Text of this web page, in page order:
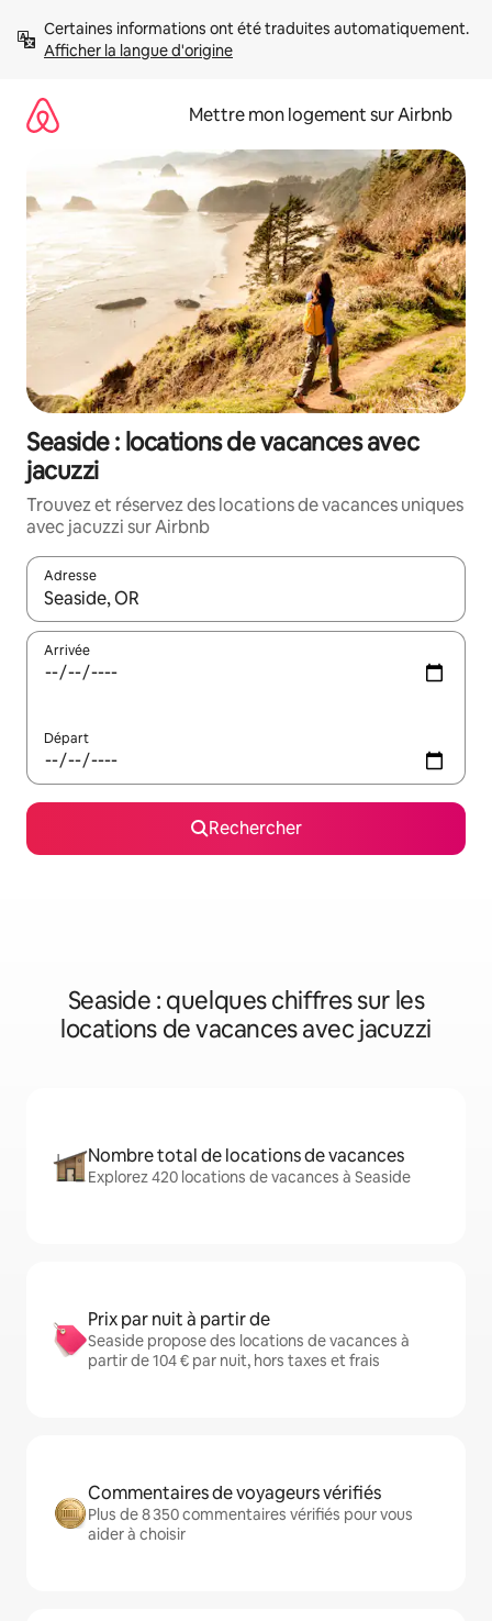
directement
Afficher la langue d'origine
Mettre mon logement sur Airbnb
Seaside : locations de vacances avec
jacuzzi
Trouvez et réservez des locations de vacances uniques
avec jacuzzi sur Airbnb
Adresse
Lorsque les résultats s'affichent, utilisez les flèches vers le
Arrivée
Départ
Rechercher
Seaside : quelques chiffres sur les
locations de vacances avec jacuzzi
Nombre total de locations de vacances
Explorez 420 locations de vacances à Seaside
Prix par nuit à partir de
Seaside propose des locations de vacances à
partir de 104 € par nuit, hors taxes et frais
Commentaires de voyageurs vérifiés
Plus de 8 350 commentaires vérifiés pour vous
aider à choisir